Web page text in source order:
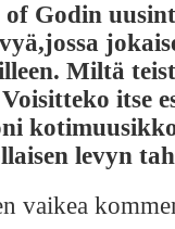
Godin
Miltä
itse
levyn
vaikea